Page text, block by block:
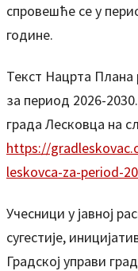
спровешће се у
године.
Текст Нацрта Плана
за период 2026-
града Лесковца на
https://
leskovca-za-period-
Учесници у јавној
сугестије,
Градској управи